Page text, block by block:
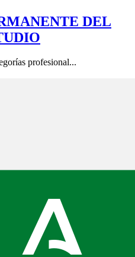
DEL
profesional...